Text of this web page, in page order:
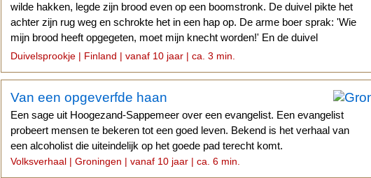
wilde hakken, legde zijn brood even op een boomstronk. De duivel pikte het
achter zijn rug weg en schrokte het in een hap op. De arme boer sprak: 'Wie
mijn brood heeft opgegeten, moet mijn knecht worden!' En de duivel
bekende...
Duivelsprookje | Finland | vanaf 10 jaar | ca. 3 min.
Van een opgeverfde haan
Een sage uit Hoogezand-Sappemeer over een evangelist. Een evangelist
probeert mensen te bekeren tot een goed leven. Bekend is het verhaal van
een alcoholist die uiteindelijk op het goede pad terecht komt.
Volksverhaal | Groningen | vanaf 10 jaar | ca. 6 min.